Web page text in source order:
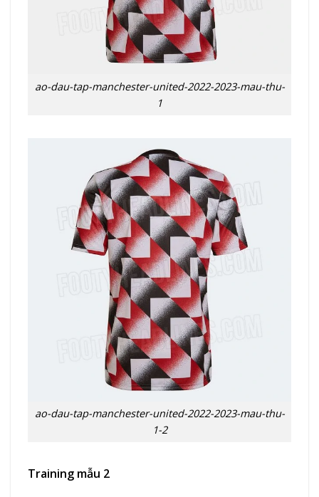
ao-dau-tap-manchester-united-2022-2023-mau-thu-
1
ao-dau-tap-manchester-united-2022-2023-mau-thu-
1-2
Training mẫu 2